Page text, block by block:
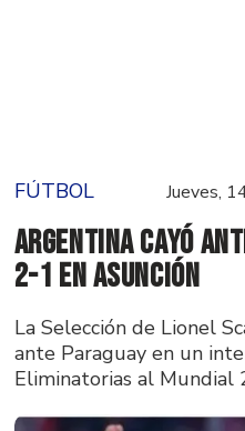
FÚTBOL Jueves,
Argentina cayó
2-1 en Asunción
La Selección de Lionel
ante Paraguay en un
Eliminatorias al Mundial